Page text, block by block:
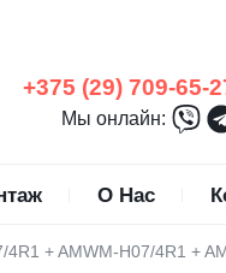
+375 (29) 709-65-
Мы онлайн:
О Нас
4R1 + AMWM-H07/4R1 +